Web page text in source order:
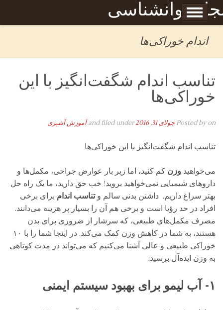
روانشناسی
Skip to content
برگه نمونه
اندام خوراکی‌ها
تناسب اندام شگفت‌انگیز با این
خوراکی‌ها
Posted byon جولای 31, 2016 and filed under آموزش آشپزی
تناسب اندام شگفت‌انگیز با این خوراکی‌ها
می‌خواهید وزن کم کنید، اما زیر بار عوارض جراحی، مکمل‌ها و
داروهای شیمیایی نمی‌خواهید بروید! خب حق دارید، ما یک راه حل
بهتر سراغ داریم. داشتن بدنی سالم وتناسب اندام برای برخی
افراد در حد رؤیا است و برخی هم آن را بسیار پر هزینه می‌دانند.
مصرف مکمل‌های طبیعی، که سرشار از ضروری برای بدن
هستند، به شما در کاهش وزن کمک می‌کند. در اینجا شما را با ۱۰
خوراکی طبیعی و عالی آشنا می‌کنیم که می‌تواند در مدت کوتاهی
به وزن ایده‌آل برسید:
۱- آب لیمو برای بهبود سیستم ایمنی